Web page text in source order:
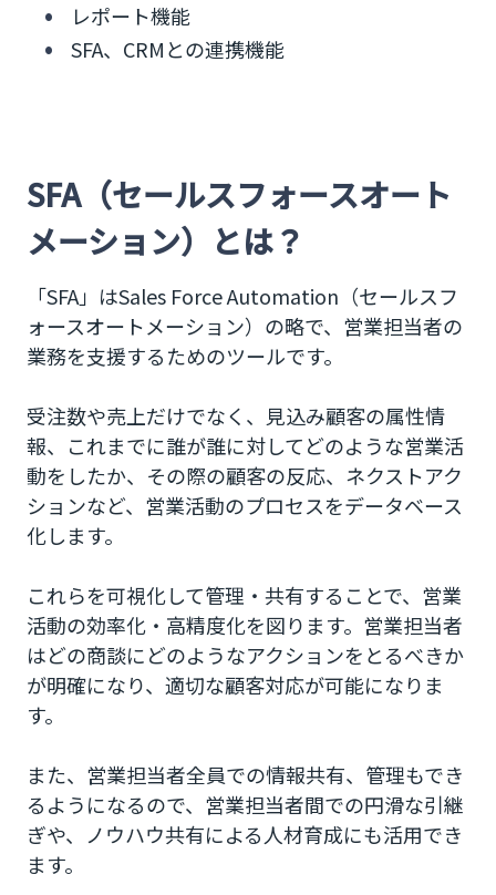
レポート機能
SFA、CRMとの連携機能
SFA（セールスフォースオート
メーション）とは？
「SFA」はSales Force Automation（セールスフ
ォースオートメーション）の略で、営業担当者の
業務を支援するためのツールです。
受注数や売上だけでなく、見込み顧客の属性情
報、これまでに誰が誰に対してどのような営業活
動をしたか、その際の顧客の反応、ネクストアク
ションなど、営業活動のプロセスをデータベース
化します。
これらを可視化して管理・共有することで、営業
活動の効率化・高精度化を図ります。営業担当者
はどの商談にどのようなアクションをとるべきか
が明確になり、適切な顧客対応が可能になりま
す。
また、営業担当者全員での情報共有、管理もでき
るようになるので、営業担当者間での円滑な引継
ぎや、ノウハウ共有による人材育成にも活用でき
ます。